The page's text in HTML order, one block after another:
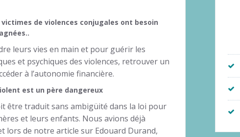
de violences conjugales ont besoin
leurs vies en main et pour guérir les
et psychiques des violences, retrouver un
à l’autonomie financière.
est un père dangereux
être traduit sans ambigüité dans la loi pour
et leurs enfants. Nous avions déjà
lors de notre article sur Edouard Durand,